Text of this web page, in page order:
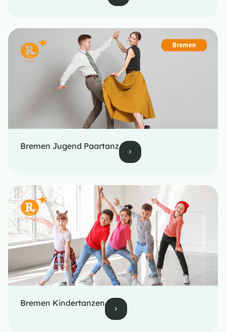
Bremen Jugend Paartanz
Bremen Kindertanzen